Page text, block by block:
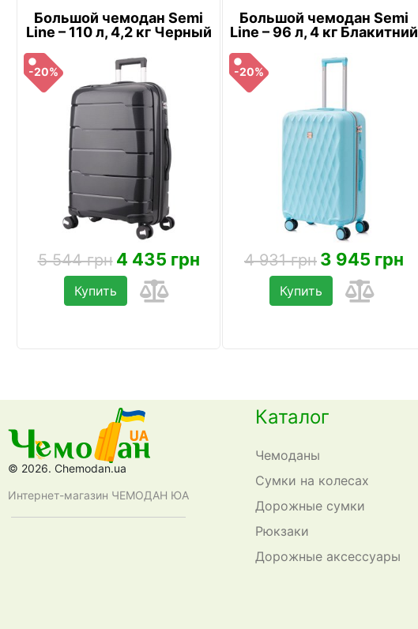
Большой чемодан Semi
Line – 110 л, 4,2 кг Черный
-20%
5 544 грн 4 435 грн
Купить
Большой чемодан Semi
Line – 96 л, 4 кг Блакитний
-20%
4 931 грн 3 945 грн
Купить
© 2026. Chemodan.ua
Интернет-магазин ЧЕМОДАН ЮА
Каталог
Чемоданы
Сумки на колесах
Дорожные сумки
Рюкзаки
Дорожные аксессуары